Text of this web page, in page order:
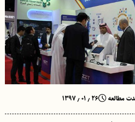
۲۶ ٫ ۰۱ ٫ ۱۳۹۷